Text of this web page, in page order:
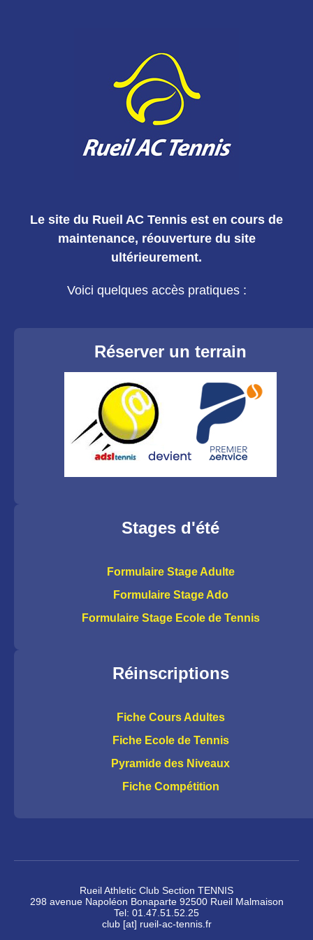
Le site du Rueil AC Tennis est en cours de
maintenance, réouverture du site
ultérieurement.
Voici quelques accès pratiques :
Réserver un terrain
Stages d'été
Formulaire Stage Adulte
Formulaire Stage Ado
Formulaire Stage Ecole de Tennis
Réinscriptions
Fiche Cours Adultes
Fiche Ecole de Tennis
Pyramide des Niveaux
Fiche Compétition
Rueil Athletic Club Section TENNIS
298 avenue Napoléon Bonaparte 92500 Rueil Malmaison
Tel: 01.47.51.52.25
club [at] rueil-ac-tennis.fr